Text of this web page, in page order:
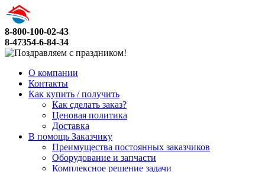
8-800-100-02-43
8-47354-6-84-34
О компании
Контакты
Как купить / получить
Как сделать заказ?
Ценовая политика
Доставка
В помощь Заказчику
Преимущества постоянных заказчиков
Оборудование и запчасти
Комплексное решение задачи